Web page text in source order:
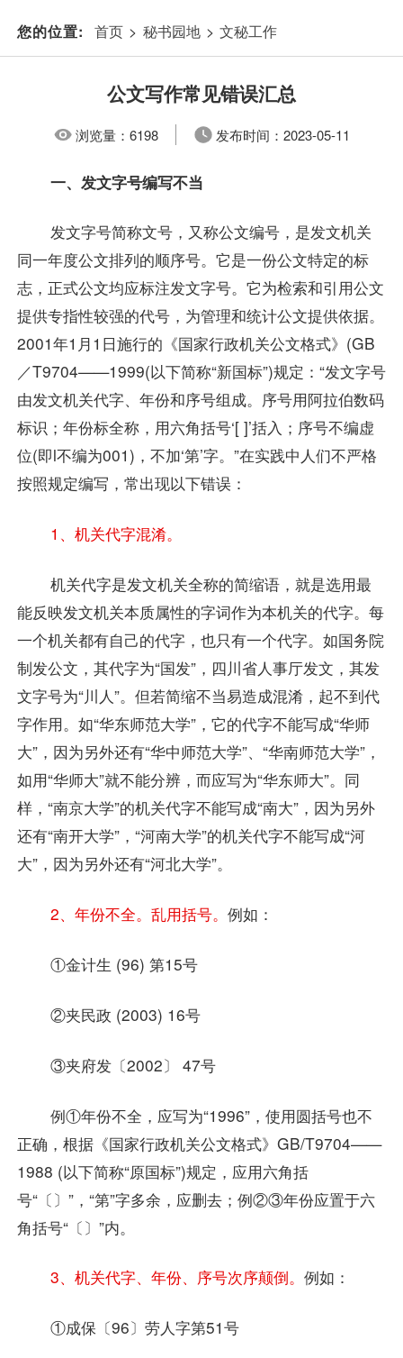
您的位置: 首页 > 秘书园地 > 文秘工作
公文写作常见错误汇总
浏览量：6198 发布时间： 2023-05-11
一、发文字号编写不当
发文字号简称文号，又称公文编号，是发文机关
同一年度公文排列的顺序号。它是一份公文特定的标
志，正式公文均应标注发文字号。它为检索和引用公文
提供专指性较强的代号，为管理和统计公文提供依据。
2001年1月1日施行的《国家行政机关公文格式》(GB
／T9704——1999(以下简称“新国标”)规定：“发文字号
由发文机关代字、年份和序号组成。序号用阿拉伯数码
标识；年份标全称，用六角括号‘[ ]’括入；序号不编虚
位(即l不编为001)，不加‘第’字。”在实践中人们不严格
按照规定编写，常出现以下错误：
1、机关代字混淆。
机关代字是发文机关全称的简缩语，就是选用最
能反映发文机关本质属性的字词作为本机关的代字。每
一个机关都有自己的代字，也只有一个代字。如国务院
制发公文，其代字为“国发”，四川省人事厅发文，其发
文字号为“川人”。但若简缩不当易造成混淆，起不到代
字作用。如“华东师范大学”，它的代字不能写成“华师
大”，因为另外还有“华中师范大学”、“华南师范大学”，
如用“华师大”就不能分辨，而应写为“华东师大”。同
样，“南京大学”的机关代字不能写成“南大”，因为另外
还有“南开大学”，“河南大学”的机关代字不能写成“河
大”，因为另外还有“河北大学”。
2、年份不全。乱用括号。 例如：
①金计生 (96) 第15号
②夹民政 (2003) 16号
③夹府发〔2002〕 47号
例①年份不全，应写为“1996”，使用圆括号也不
正确，根据《国家行政机关公文格式》GB/T9704——
1988 (以下简称“原国标”)规定，应用六角括
号“〔〕”，“第”字多余，应删去；例②③年份应置于六
角括号“〔〕”内。
3、机关代字、年份、序号次序颠倒。 例如：
①成保〔96〕劳人字第51号